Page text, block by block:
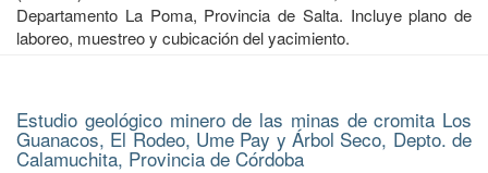
Departamento La Poma, Provincia de Salta. Incluye plano de
laboreo, muestreo y cubicación del yacimiento.
Estudio geológico minero de las minas de cromita Los
Guanacos, El Rodeo, Ume Pay y Árbol Seco, Depto. de
Calamuchita, Provincia de Córdoba